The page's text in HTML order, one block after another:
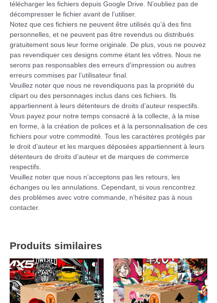
télécharger les fichiers depuis Google Drive. N’oubliez pas de
décompresser le fichier avant de l’utiliser.
Notez que ces fichiers ne peuvent être utilisés qu’à des fins
personnelles, et ne peuvent pas être revendus ou distribués
gratuitement sous leur forme originale. De plus, vous ne pouvez
pas revendiquer ces designs comme étant les vôtres. Nous ne
serons pas responsables des erreurs d’impression ou autres
erreurs commises par l’utilisateur final.
Veuillez noter que nous ne revendiquons pas la propriété du
clipart ou des personnages inclus dans ces fichiers. Ils
appartiennent à leurs détenteurs de droits d’auteur respectifs.
Vous payez pour notre temps consacré à la collecte, à la mise
en forme, à la création de polices et à la personnalisation de ces
fichiers pour votre commodité. Tous les caractères protégés par
le droit d’auteur et les marques déposées appartiennent à leurs
détenteurs de droits d’auteur et de marques de commerce
respectifs.
Veuillez noter que nous n’acceptons pas les retours, les
échanges ou les annulations. Cependant, si vous rencontrez
des problèmes avec votre commande, n’hésitez pas à nous
contacter.
Produits similaires